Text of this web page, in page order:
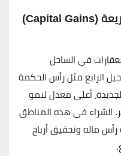
في الساحل
الرابع مثل رأس الحكمة
أعلى معدل لنمو
الشراء في هذه المناطق
ماله وتحقيق أرباح